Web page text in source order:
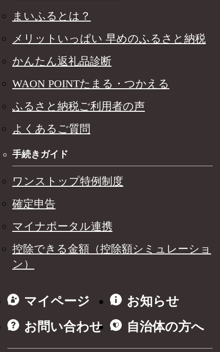
まいふるとは？
メリットいっぱい 早めのふるさと納税
かんたん返礼品診断
WAON POINTたまる・つかえる
ふるさと納税ご利用者の声
よくあるご質問
手続きガイド
ワンストップ特例制度
確定申告
マイナポータル連携
控除できる金額（控除額シミュレーショ
ン）
マイページ
お知らせ
お問い合わせ
自治体の方へ